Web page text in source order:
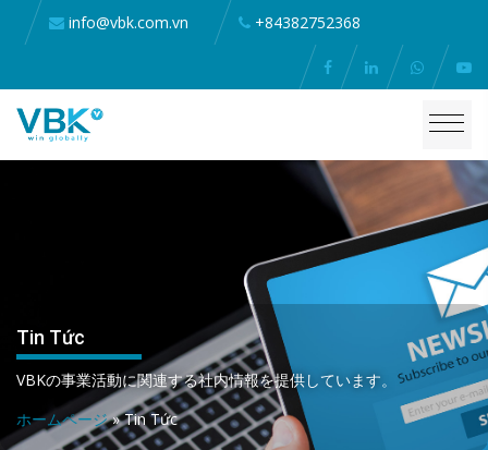
info@vbk.com.vn +84382752368
Tin Tức
VBKの事業活動に関連する社内情報を提供しています。
ホームページ»Tin Tức